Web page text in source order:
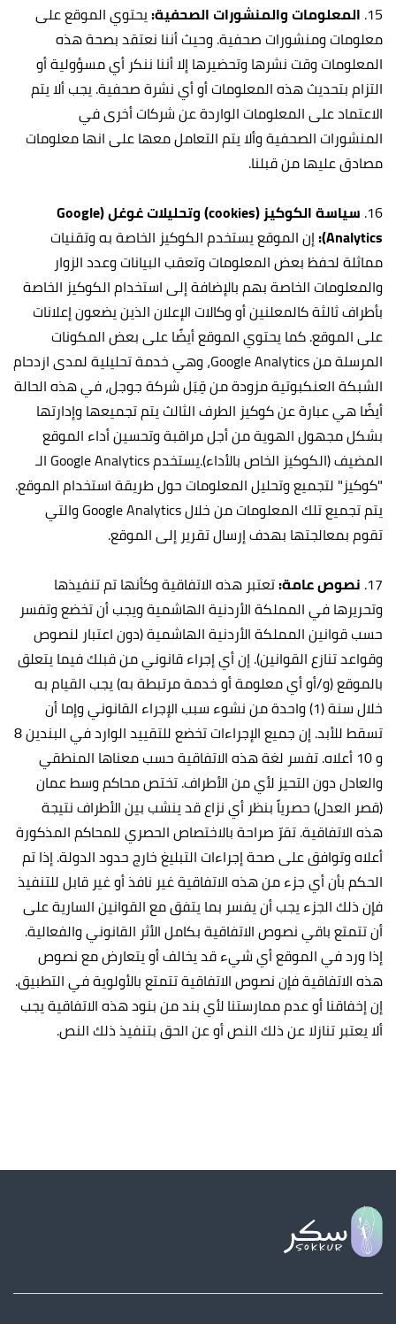
15. المعلومات والمنشورات الصحفية:يحتوي الموقع على
معلومات ومنشورات صحفية. وحيث أننا نعتقد بصحة هذه
المعلومات وقت نشرها وتحضيرها إلا أننا ننكر أي مسؤولية أو
التزام بتحديث هذه المعلومات أو أي نشرة صحفية. يجب ألا يتم
الاعتماد على المعلومات الواردة عن شركات أخرى في
المنشورات الصحفية وألا يتم التعامل معها على انها معلومات
مصادق عليها من قبلنا.
16.
سياسة الكوكيز (cookies) وتحليلات غوغل (Google
Analytics): إن الموقع يستخدم الكوكيز الخاصة به وتقنيات
مماثلة لحفظ بعض المعلومات وتعقب البيانات وعدد الزوار
والمعلومات الخاصة بهم بالإضافة إلى استخدام الكوكيز الخاصة
بأطراف ثالثة كالمعلنين أو وكالات الإعلان الذين يضعون إعلانات
على الموقع. كما يحتوي الموقع أيضًا على بعض المكونات
المرسلة من Google Analytics، وهي خدمة تحليلية لمدى ازدحام
الشبكة العنكبوتية مزودة من قِبَل شركة جوجل، في هذه الحالة
أيضًا هي عبارة عن كوكيز الطرف الثالث يتم تجميعها وإدارتها
بشكل مجهول الهوية من أجل مراقبة وتحسين أداء الموقع
المضيف (الكوكيز الخاص بالأداء).يستخدم Google Analytics الـ
"كوكيز" لتجميع وتحليل المعلومات حول طريقة استخدام الموقع.
يتم تجميع تلك المعلومات من خلال Google Analytics والتي
تقوم بمعالجتها بهدف إرسال تقرير إلى الموقع.
17. نصوص عامة:تعتبر هذه الاتفاقية وكأنها تم تنفيذها
وتحريرها في المملكة الأردنية الهاشمية ويجب أن تخضع وتفسر
حسب قوانين المملكة الأردنية الهاشمية (دون اعتبار لنصوص
وقواعد تنازع القوانين). إن أي إجراء قانوني من قبلك فيما يتعلق
بالموقع (و/أو أي معلومة أو خدمة مرتبطة به) يجب القيام به
خلال سنة (1) واحدة من نشوء سبب الإجراء القانوني وإما أن
تسقط للأبد. إن جميع الإجراءات تخضع للتقييد الوارد في البندين 8
و 10 أعلاه. تفسر لغة هذه الاتفاقية حسب معناها المنطقي
والعادل دون التحيز لأي من الأطراف. تختص محاكم وسط عمان
(قصر العدل) حصرياً بنظر أي نزاع قد ينشب بين الأطراف نتيجة
هذه الاتفاقية. تقرّ صراحة بالاختصاص الحصري للمحاكم المذكورة
أعلاه وتوافق على صحة إجراءات التبليغ خارج حدود الدولة. إذا تم
الحكم بأن أي جزء من هذه الاتفاقية غير نافذ أو غير قابل للتنفيذ
فإن ذلك الجزء يجب أن يفسر بما يتفق مع القوانين السارية على
أن تتمتع باقي نصوص الاتفاقية بكامل الأثر القانوني والفعالية.
إذا ورد في الموقع أي شيء قد يخالف أو يتعارض مع نصوص
هذه الاتفاقية فإن نصوص الاتفاقية تتمتع بالأولوية في التطبيق.
إن إخفاقنا أو عدم ممارستنا لأي بند من بنود هذه الاتفاقية يجب
ألا يعتبر تنازلا عن ذلك النص أو عن الحق بتنفيذ ذلك النص.